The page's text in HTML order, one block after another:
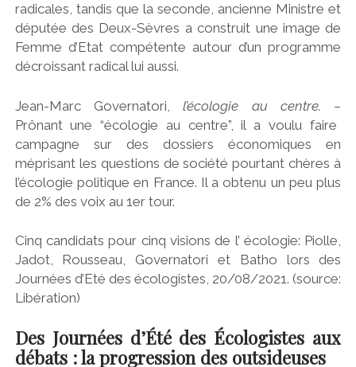
radicales, tandis que la seconde, ancienne Ministre et
députée des Deux-Sèvres a construit une image de
Femme d’Etat compétente autour d’un programme
décroissant radical lui aussi.
Jean-Marc Governatori,l’écologie au centre. –
Prônant une “écologie au centre”, il a voulu faire
campagne sur des dossiers économiques en
méprisant les questions de société pourtant chères à
l’écologie politique en France. Il a obtenu un peu plus
de 2% des voix au 1er tour.
Cinq candidats pour cinq visions de l’ écologie: Piolle,
Jadot, Rousseau, Governatori et Batho lors des
Journées d’Eté des écologistes, 20/08/2021. (source:
Libération)
Des Journées d’Été des Écologistes aux
débats : la progression des outsideuses